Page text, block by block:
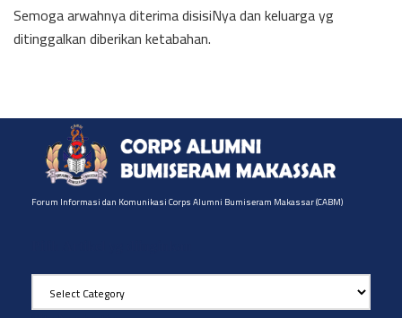
Semoga arwahnya diterima disisiNya dan keluarga yg
ditinggalkan diberikan ketabahan.
Forum Informasi dan Komunikasi Corps Alumni Bumiseram Makassar (CABM)
Pilih
Artikel
yg